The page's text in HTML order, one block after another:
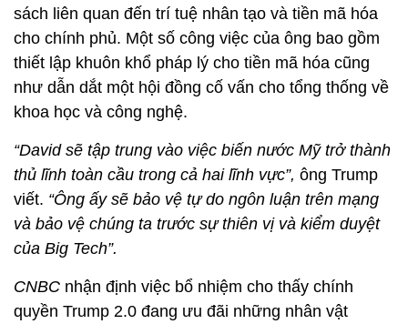
sách liên quan đến trí tuệ nhân tạo và tiền mã hóa
cho chính phủ. Một số công việc của ông bao gồm
thiết lập khuôn khổ pháp lý cho tiền mã hóa cũng
như dẫn dắt một hội đồng cố vấn cho tổng thống về
khoa học và công nghệ.
“David sẽ tập trung vào việc biến nước Mỹ trở thành
thủ lĩnh toàn cầu trong cả hai lĩnh vực”, ông Trump
viết. “Ông ấy sẽ bảo vệ tự do ngôn luận trên mạng
và bảo vệ chúng ta trước sự thiên vị và kiểm duyệt
của Big Tech”.
CNBC nhận định việc bổ nhiệm cho thấy chính
quyền Trump 2.0 đang ưu đãi những nhân vật